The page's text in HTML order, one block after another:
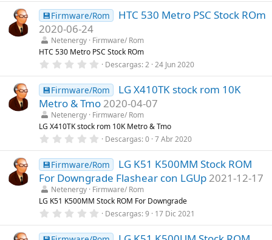
l
l
a
s
)
0
0
e
t
r
e
l
a
(
s
)
💾Firmware/Rom
HTC 530 Metro PSC Stock ROm
2020-06-24
Netenergy Firmware/ Rom
HTC 530 Metro PSC Stock ROm
0
0
0
e
s
t
r
e
l
a
(
s
)
Descargas 2 24 Jun 2020
💾Firmware/Rom
LG X410TK stock rom 10K
Metro & Tmo 2020-04-07
Netenergy Firmware/ Rom
LG X410TK stock rom 10K Metro & Tmo
0
0
0
e
s
t
r
e
l
a
Descargas 0 7 Abr 2020
💾Firmware/Rom
LG K51 K500MM Stock ROM
For Downgrade Flashear con LGUp 2021-12-17
Netenergy Firmware/ Rom
LG K51 K500MM Stock ROM For Downgrade
0
0
Descargas 9 17 Dic 2021